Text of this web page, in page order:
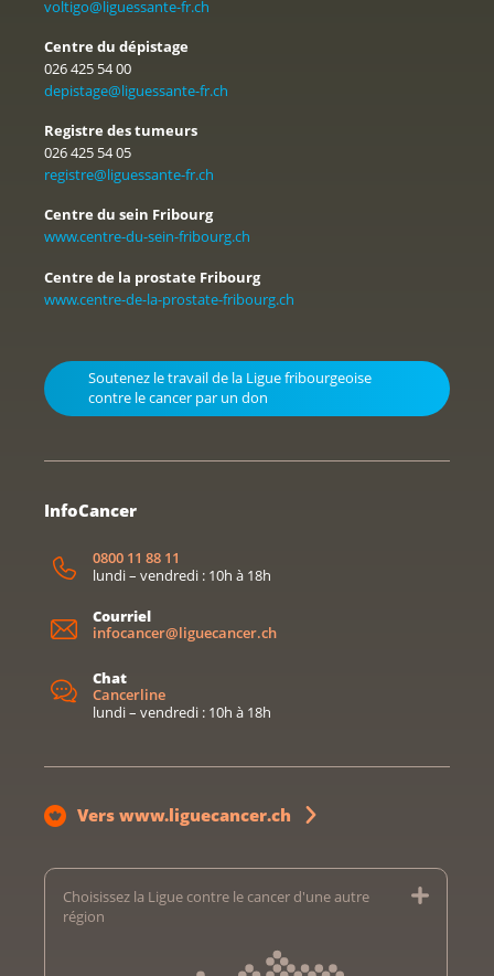
voltigo@liguessante-fr.ch
Centre du dépistage
026 425 54 00
depistage@liguessante-fr.ch
Registre des tumeurs
026 425 54 05
registre@liguessante-fr.ch
Centre du sein Fribourg
www.centre-du-sein-fribourg.ch
Centre de la prostate Fribourg
www.centre-de-la-prostate-fribourg.ch
Soutenez le travail de la Ligue fribourgeoise
contre le cancer par un don
InfoCancer
0800 11 88 11
lundi – vendredi : 10h à 18h
Courriel
infocancer@liguecancer.ch
Chat
Cancerline
lundi – vendredi : 10h à 18h
Vers www.liguecancer.ch
Choisissez la Ligue contre le cancer d'une autre
région